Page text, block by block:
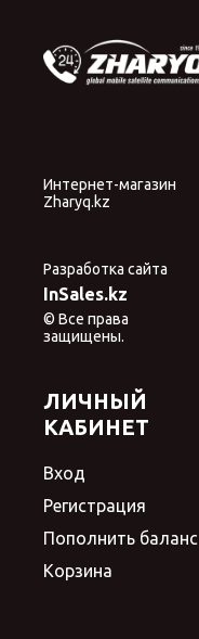
Интернет-магазин
Zharyq.kz
Разработка сайта
InSales.kz
© Все права
защищены.
ЛИЧНЫЙ
КАБИНЕТ
Вход
Регистрация
Пополнить баланс
Корзина